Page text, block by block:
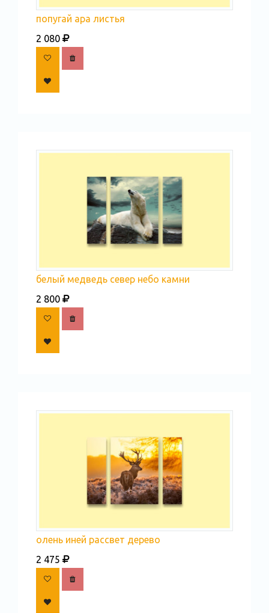
попугай ара листья
2 080
белый медведь север небо камни
2 800
олень иней рассвет дерево
2 475